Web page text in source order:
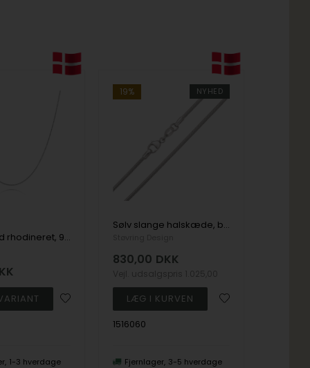
Anker Rund rhodineret, 925 sterling sølv halskæder i flere længder og bredder
1-3 hverdage
NYHED
19%
Sølv slange halskæde, bredde 1,6 og længde 60 cm
830,00 DKK
1516060
Fjernlager 3-5 hverdage